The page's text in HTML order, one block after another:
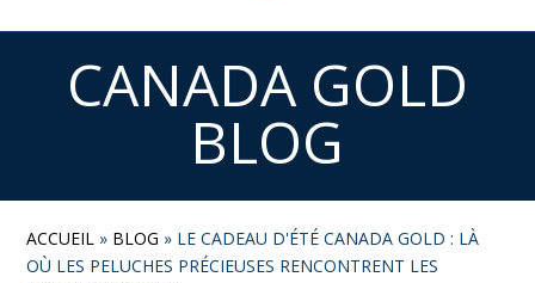
CANADA GOLD
BLOG
ACCUEIL » BLOG » LE CADEAU D'ÉTÉ CANADA GOLD : LÀ
OÙ LES PELUCHES PRÉCIEUSES RENCONTRENT LES